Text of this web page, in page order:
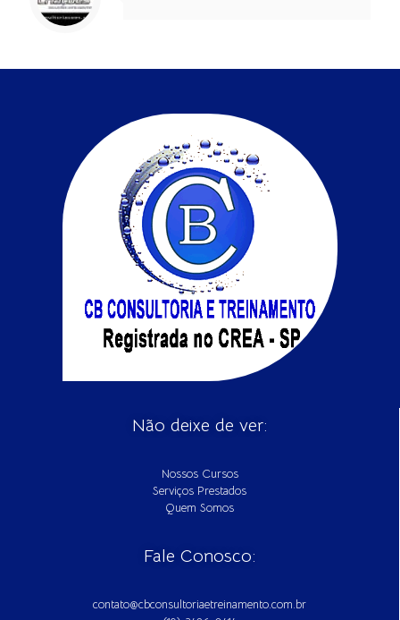
Não deixe de ver:
Nossos Cursos
Serviços Prestados
Quem Somos
Fale Conosco:
contato@cbconsultoriaetreinamento.com.br